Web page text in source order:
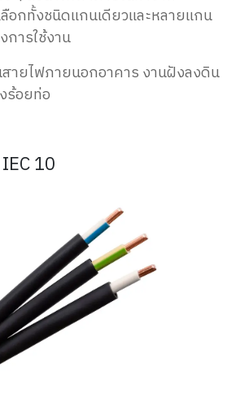
อกทั้งชนิดแกนเดียวและหลายแกน
ารใช้งาน
สายไฟภายนอกอาคาร งานฝังลงดิน
ร้อยท่อ
10